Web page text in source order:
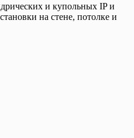
и купольных IP и
на стене, потолке и